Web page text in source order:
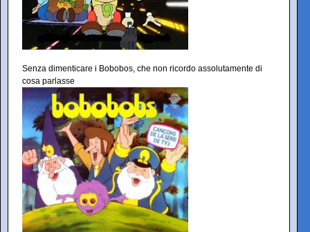
Senza dimenticare i Bobobos, che non ricordo assolutamente di
cosa parlasse